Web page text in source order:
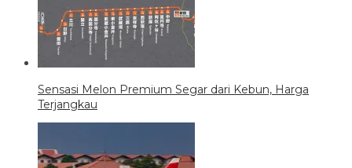
Sensasi Melon Premium Segar dari Kebun, Harga
Terjangkau